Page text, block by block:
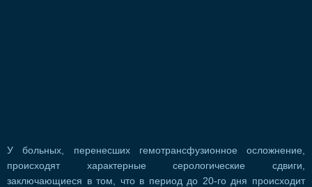
У больных, перенесших гемотрансфузионное осложнение,
происходят характерные серологические сдвиги,
заключающиеся в том, что в период до 20-го дня происходит